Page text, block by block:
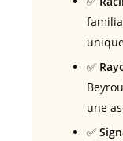
✅
une
✅